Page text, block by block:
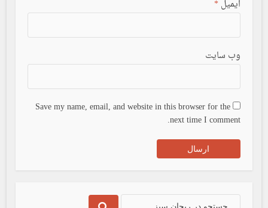
ایمیل*
وب سایت
Save my name, email, and website in this browser for the
next time I comment.